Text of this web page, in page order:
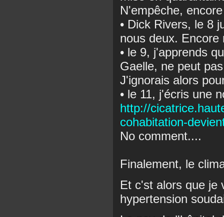
N'empêche,
• Dick Rivers, le 8
nous deux. Encore
• le 9, j'apprends
Gaelle, ne peut
J'ignorais alors
• le 11, j'écris une
http://
cohabitation-
No comment....
Finalement, le
Et c'st alors que je
hypertension